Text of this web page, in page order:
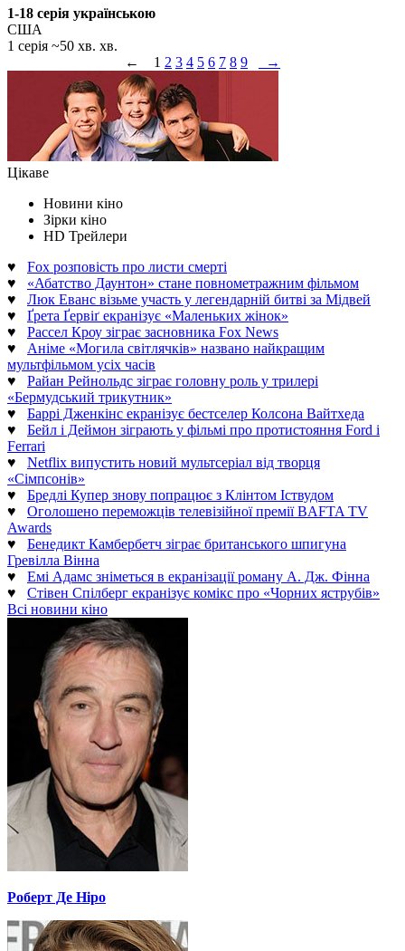
1-18 серія українською
США
1 серія ~50 хв. хв.
←
1 2 3 4 5 6 7 8 9 →
Цікаве
Новини кіно
Зірки кіно
HD Трейлери
♥ Fox розповість про листи смерті
♥ «Абатство Даунтон» стане повнометражним фільмом
♥ Люк Еванс візьме участь у легендарній битві за Мідвей
♥ Ґрета Ґервіґ екранізує «Маленьких жінок»
♥ Рассел Кроу зіграє засновника Fox News
♥ Аніме «Могила світлячків» названо найкращим
мультфільмом усіх часів
♥ Райан Рейнольдс зіграє головну роль у трилері
«Бермудський трикутник»
♥ Баррі Дженкінс екранізує бестселер Колсона Вайтхеда
♥ Бейл і Деймон зіграють у фільмі про протистояння Ford і
Ferrari
♥ Netflix випустить новий мультсеріал від творця
«Сімпсонів»
♥ Бредлі Купер знову попрацює з Клінтом Іствудом
♥ Оголошено переможців телевізійної премії BAFTA TV
Awards
♥ Бенедикт Камбербетч зіграє британського шпигуна
Гревілла Вінна
♥ Емі Адамс зніметься в екранізації роману А. Дж. Фінна
♥ Стівен Спілберг екранізує комікс про «Чорних яструбів»
Всі новини кіно
Роберт Де Ніро